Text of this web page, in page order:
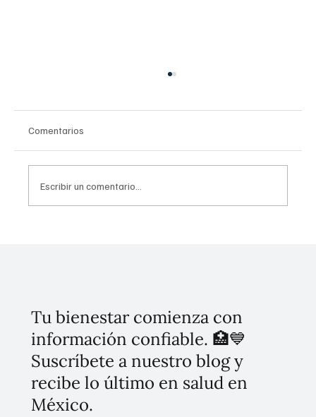
Comentarios
Escribir un comentario...
Tu bienestar comienza con
información confiable. 🏥💙
Suscríbete a nuestro blog y
recibe lo último en salud en
México.